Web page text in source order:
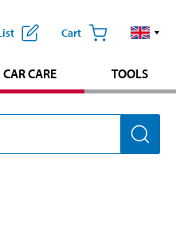
Cart
CAR CARE TOOLS